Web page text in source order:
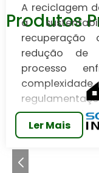
A reciclagem
a
redução de
processo
mercados.
Ler Mais
Produtos